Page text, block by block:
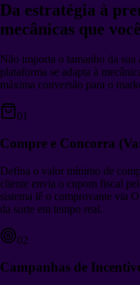
Da estratégia à
mecânicas que
Não importa o tamanho da sua
plataforma se adapta à
máxima conversão para o
01
Compre e Concorra
Defina o valor mínimo de
cliente envia o cupom fiscal
sistema lê o comprovante via
da sorte em tempo real.
02
Campanhas de